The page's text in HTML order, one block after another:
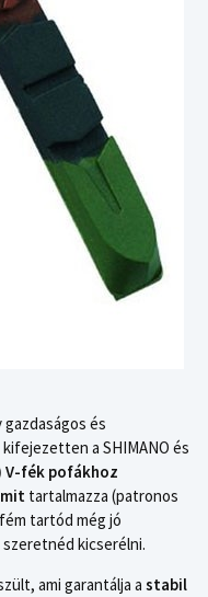
gazdaságos és
a SHIMANO és
V-fék pofákhoz
tartalmazza (patronos
tartód még jó
kicserélni.
ami garantálja a stabil